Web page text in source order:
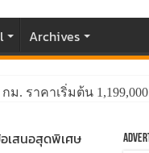
Archives
กม. ราคาเริ่มต้น
เสนอสุดพิเศษ